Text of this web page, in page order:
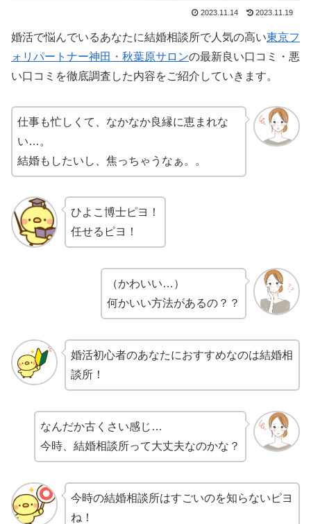
2023.11.14 2023.11.19
婚活で悩んでいるあなたに結婚相談所で人気の高い東京フ
ォリパートナー神田・秋葉原サロンの最新良い口コミ・悪
い口コミを徹底調査した内容をご紹介していきます。
仕事も忙しくて、なかなか良縁に恵まれな
い…。
結婚もしたいし、焦っちゃうなぁ。。
ひよこ博士ピヨ！
任せるピヨ！
（かわいい…）
何かいい方法があるの？？
婚活初心者のあなたにおすすめなのは結婚相
談所！
なんだか古くさい感じ…
今時、結婚相談所って大丈夫なのかな？
今時の結婚相談所はすごいのを知らないピヨ
ね！